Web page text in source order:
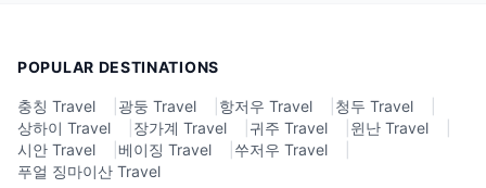
POPULAR DESTINATIONS
충칭 Travel 광둥 Travel 항저우 Travel 청두 Travel
상하이 Travel
장가계 Travel 귀주 Travel 윈난 Travel
시안 Travel
베이징 Travel 쑤저우 Travel
푸얼 징마이산 Travel